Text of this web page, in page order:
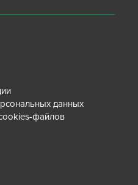
данных
файлов